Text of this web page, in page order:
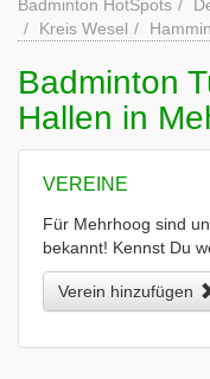
Badminton HotSpots
Kreis Wesel
Badminton
Hallen in
VEREINE
Für Mehrhoog sind
bekannt! Kennst Du
Verein hinzufügen